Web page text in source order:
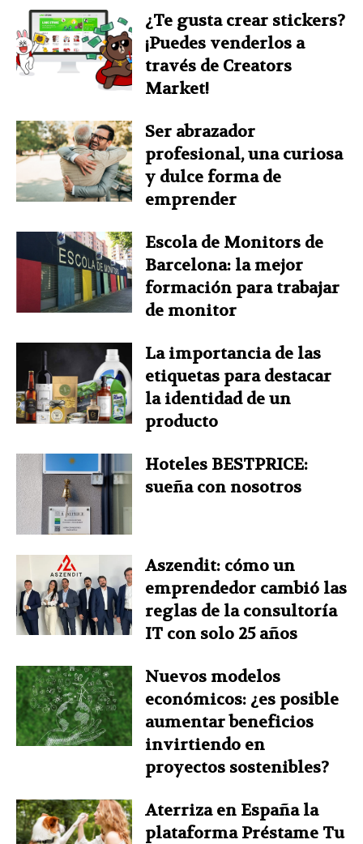
¿Te gusta crear stickers?
¡Puedes venderlos a
través de Creators
Market!
Ser abrazador
profesional, una curiosa
y dulce forma de
emprender
Escola de Monitors de
Barcelona: la mejor
formación para trabajar
de monitor
La importancia de las
etiquetas para destacar
la identidad de un
producto
Hoteles BESTPRICE:
sueña con nosotros
Aszendit: cómo un
emprendedor cambió las
reglas de la consultoría
IT con solo 25 años
Nuevos modelos
económicos: ¿es posible
aumentar beneficios
invirtiendo en
proyectos sostenibles?
Aterriza en España la
plataforma Préstame Tu